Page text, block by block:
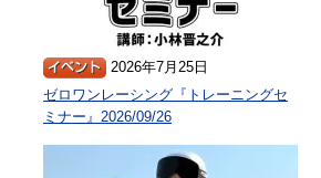
2026年7月25日
ゼロワンレーシング『トレーニングセ
ミナー』2026/09/26